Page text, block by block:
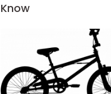
Know